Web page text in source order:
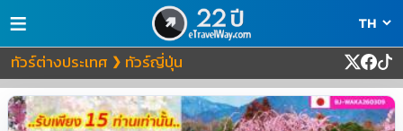
≡
ทัวร์ต่างประเทศ ❯ ทัวร์ญี่ปุ่น